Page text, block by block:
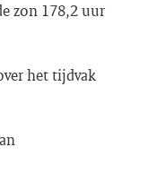
zon 178,2 uur
het tijdvak